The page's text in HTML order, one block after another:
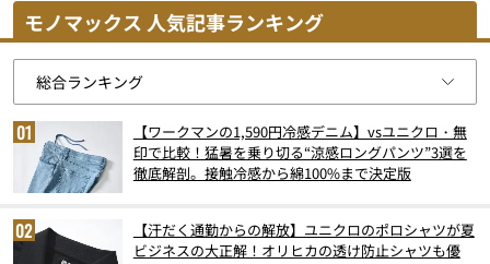
モノマックス 人気記事ランキング
【ワークマンの1,590円冷感デニム】vsユニクロ・無
印で比較！猛暑を乗り切る“涼感ロングパンツ”3選を
徹底解剖。接触冷感から綿100%まで決定版
【汗だく通勤からの解放】ユニクロのポロシャツが夏
ビジネスの大正解！オリヒカの透け防止シャツも優